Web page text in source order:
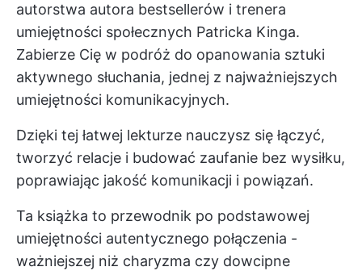
autorstwa autora bestsellerów i trenera
umiejętności społecznych Patricka Kinga.
Zabierze Cię w podróż do opanowania sztuki
aktywnego słuchania, jednej z najważniejszych
umiejętności komunikacyjnych.
Dzięki tej łatwej lekturze nauczysz się łączyć,
tworzyć relacje i budować zaufanie bez wysiłku,
poprawiając jakość komunikacji i powiązań.
Ta książka to przewodnik po podstawowej
umiejętności autentycznego połączenia -
ważniejszej niż charyzma czy dowcipne